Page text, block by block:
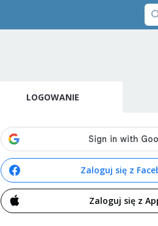
LOGOWANIE
Zaloguj się z
Zaloguj się z